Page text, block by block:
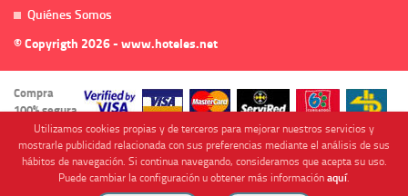
Quiénes Somos
© Copyrigth 2026 - www.hoteles.net
Compra
100% segura
Utilizamos cookies propias y de terceros para mejorar nuestros servicios y
mostrarle publicidad relacionada con sus preferencias mediante el análisis de sus
hábitos de navegación. Si continua navegando, consideramos que acepta su uso.
Puede cambiar la configuración u obtener más informaciónaquí.